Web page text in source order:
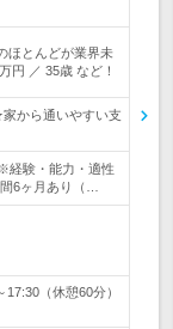
ほとんどが業界未
円 ／ 35歳 など！
から通いやすい支
経験・能力・適性
6ヶ月あり（…
（休憩60分）